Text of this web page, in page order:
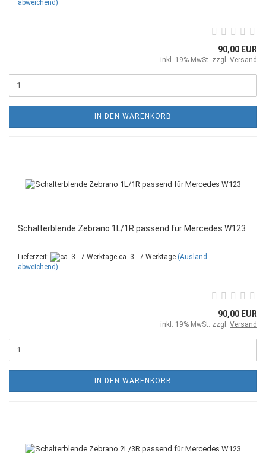
abweichend)
90,00 EUR
inkl. 19% MwSt. zzgl. Versand
IN DEN WARENKORB
Schalterblende Zebrano 1L/1R passend für Mercedes W123
Lieferzeit: ca. 3 - 7 Werktage (Ausland
abweichend)
90,00 EUR
inkl. 19% MwSt. zzgl. Versand
IN DEN WARENKORB